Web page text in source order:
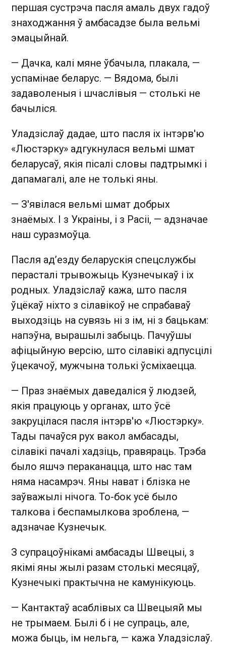
першая сустрэча пасля амаль двух гадоў
знаходжання ў амбасадзе была вельмі
эмацыйнай.
— Дачка, калі мяне ўбачыла, плакала, —
успамінае беларус. — Вядома, былі
задаволеныя і шчаслівыя — столькі не
бачыліся.
Уладзіслаў дадае, што пасля іх інтэрв'ю
«Люстэрку» адгукнулася вельмі шмат
беларусаў, якія пісалі словы падтрымкі і
дапамагалі, але не толькі яны.
— З'явілася вельмі шмат добрых
знаёмых. І з Украіны, і з Расіі, — адзначае
наш суразмоўца.
Пасля ад’езду беларускія спецслужбы
перасталі трывожыць Кузнечыкаў і іх
родных. Уладзіслаў кажа, што пасля
ўцёкаў ніхто з сілавікоў не спрабаваў
выходзіць на сувязь ні з ім, ні з бацькам:
напэўна, вырашылі забыць. Пачуўшы
афіцыйную версію, што сілавікі адпусцілі
ўцекачоў, мужчына толькі ўсміхаецца.
— Праз знаёмых даведаліся ў людзей,
якія працуюць у органах, што ўсё
закруцілася пасля інтэрв'ю «Люстэрку».
Тады пачаўся рух вакол амбасады,
сілавікі пачалі хадзіць, правяраць. Трэба
было яшчэ пераканацца, што нас там
няма насамрэч. Яны нават і блізка не
заўважылі нічога. То-бок усё было
талкова і беспамылкова зроблена, —
адзначае Кузнечык.
З супрацоўнікамі амбасады Швецыі, з
якімі яны жылі разам столькі месяцаў,
Кузнечыкі практычна не камунікуюць.
— Кантактаў асаблівых са Швецыяй мы
не трымаем. Былі б і не супраць, але,
можа быць, ім нельга, — кажа Уладзіслаў.